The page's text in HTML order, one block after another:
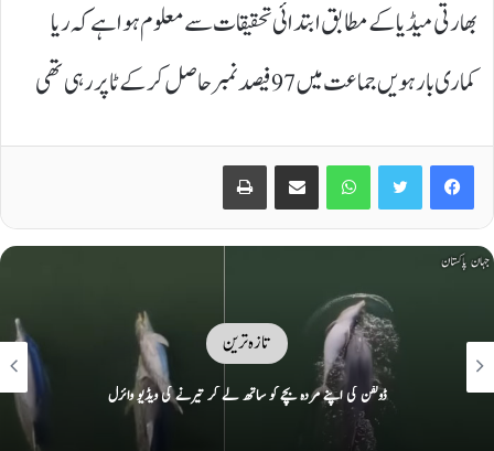
بھارتی میڈیا کے مطابق ابتدائی تحقیقات سے معلوم ہوا ہے کہ ریا
کماری بارہویں جماعت میں 97 فیصد نمبر حاصل کر کے ٹاپر رہی تھی
Facebook
Twitter
WhatsApp
Share via Email
Print
تازہ ترین
امریکا سے اشارے ملے ہیں کہ وہ وعدوں پر پھر سے عمل کیلئے تیار ہے: ایران